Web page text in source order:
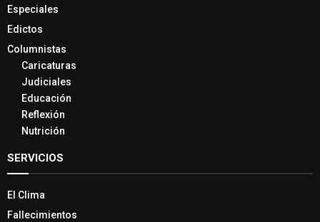
Especiales
Edictos
Columnistas
Caricaturas
Judiciales
Educación
Reflexión
Nutrición
SERVICIOS
El Clima
Fallecimientos